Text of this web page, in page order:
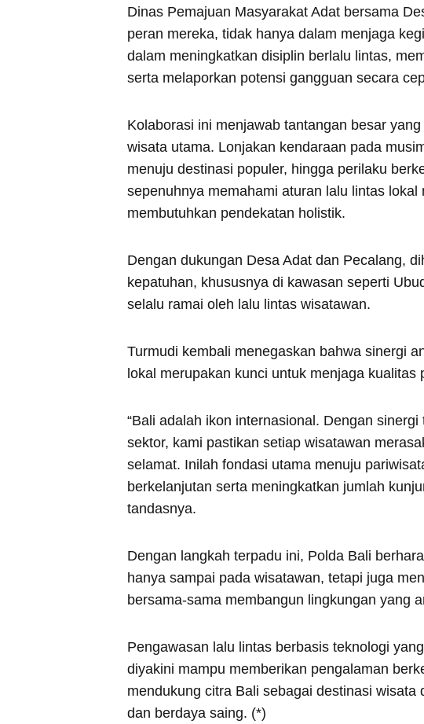
Dinas Pemajuan Masyarakat Adat bersama
peran mereka, tidak hanya dalam menjaga
dalam meningkatkan disiplin berlalu lintas,
serta melaporkan potensi gangguan secara
Kolaborasi ini menjawab tantangan besar
wisata utama. Lonjakan kendaraan pada
menuju destinasi populer, hingga perilaku
sepenuhnya memahami aturan lalu lintas lokal
membutuhkan pendekatan holistik.
Dengan dukungan Desa Adat dan Pecalang,
kepatuhan, khususnya di kawasan seperti
selalu ramai oleh lalu lintas wisatawan.
Turmudi kembali menegaskan bahwa sinergi
lokal merupakan kunci untuk menjaga kualitas
“Bali adalah ikon internasional. Dengan
sektor, kami pastikan setiap wisatawan
selamat. Inilah fondasi utama menuju
berkelanjutan serta meningkatkan jumlah
tandasnya.
Dengan langkah terpadu ini, Polda Bali
hanya sampai pada wisatawan, tetapi juga
bersama-sama membangun lingkungan yang
Pengawasan lalu lintas berbasis teknologi
diyakini mampu memberikan pengalaman
mendukung citra Bali sebagai destinasi
dan berdaya saing. (*)